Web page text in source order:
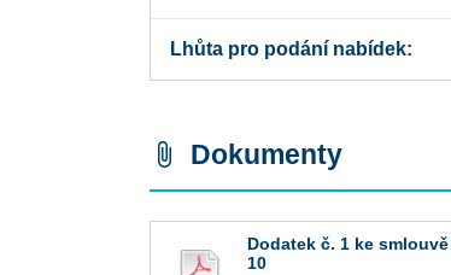
Lhůta pro podání nabídek
attach_file Dokumenty
Dodatek č. 1 ke
10